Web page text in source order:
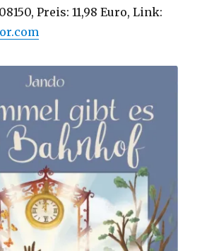
Preis: 11,98 Euro, Link: